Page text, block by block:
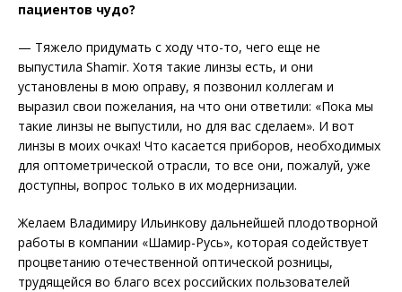
пациентов чудо?
— Тяжело придумать с ходу что-то, чего еще не
выпустила Shamir. Хотя такие линзы есть, и они
установлены в мою оправу, я позвонил коллегам и
выразил свои пожелания, на что они ответили: «Пока мы
такие линзы не выпустили, но для вас сделаем». И вот
линзы в моих очках! Что касается приборов, необходимых
для оптометрической отрасли, то все они, пожалуй, уже
доступны, вопрос только в их модернизации.
Желаем Владимиру Ильинкову дальнейшей плодотворной
работы в компании «Шамир-Русь», которая содействует
процветанию отечественной оптической розницы,
трудящейся во благо всех российских пользователей